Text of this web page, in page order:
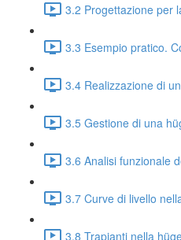
3.2 Progettazione per
3.3 Esempio pratico.
3.4 Realizzazione di
3.5 Gestione di una
3.6 Analisi funzionale
3.7 Curve di livello
3.8 Trapianti nella